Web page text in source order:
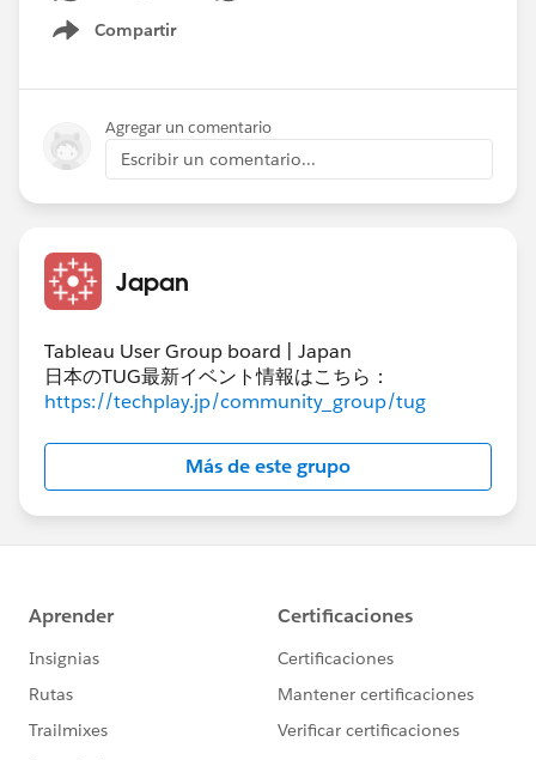
Compartir
Show menu
Agregar un comentario
Escribir un comentario...
Japan
Tableau User Group board | Japan
日本のTUG最新イベント情報はこちら：
https://techplay.jp/community_group/tug
Más de este grupo